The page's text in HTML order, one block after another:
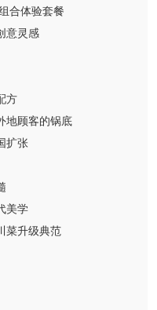
合体验套餐
意灵感
方
地顾客的锅底
扩张
美学
菜升级典范